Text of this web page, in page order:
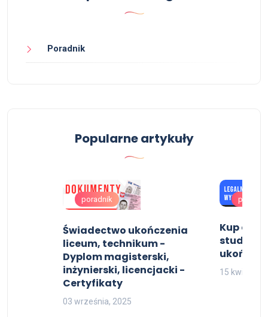
Poradnik
Popularne artykuły
poradnik
Świadectwo ukończenia
liceum, technikum -
Dyplom magisterski,
inżynierski, licencjacki -
Certyfikaty
03 września, 2025
Kup
studiów
15 kwietnia,